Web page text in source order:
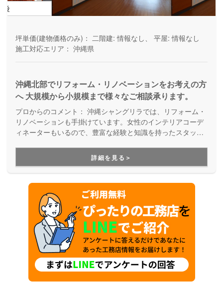
坪単価(建物価格のみ)： 二階建: 情報なし、 平屋: 情報なし
施工対応エリア： 沖縄県
沖縄北部でリフォーム・リノベーションをお考えの方
へ 大規模から小規模まで様々なご相談承ります。
プロからのコメント： 沖縄シャングリラでは、リフォーム・
リノベーションも手掛けています。女性のインテリアコーデ
ィネーターもいるので、豊富な経験と知識を持ったスタッフ
は大きなメリットです。詳細を見る＞